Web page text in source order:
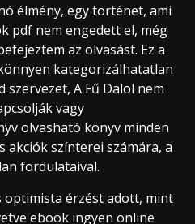
élmény, egy történet, ami
pdf nem engedett el, még
az olvasást. Ez a
kategorizálhatatlan
szervezet, A Fű Dalol nem
vagy
olvasható könyv minden
akciók színterei számára, a
fordulataival.
optimista érzést adott, mint
ebook ingyen online